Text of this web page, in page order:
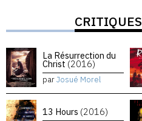
CRITIQUES
La Résurrection du
Christ (2016)
parJosué Morel
13 Hours (2016)